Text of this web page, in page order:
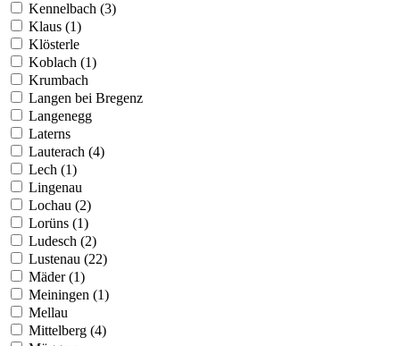
Kennelbach (3)
Klaus (1)
Klösterle
Koblach (1)
Krumbach
Langen bei Bregenz
Langenegg
Laterns
Lauterach (4)
Lech (1)
Lingenau
Lochau (2)
Lorüns (1)
Ludesch (2)
Lustenau (22)
Mäder (1)
Meiningen (1)
Mellau
Mittelberg (4)